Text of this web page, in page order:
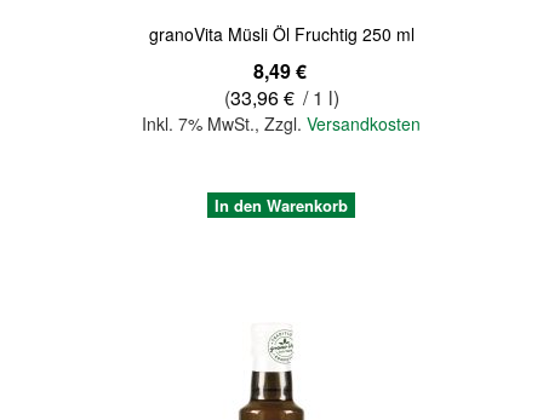
granoVita Müsli Öl Fruchtig 250 ml
8,49 €
(33,96 € / 1 l)
Inkl. 7% MwSt.,Zzgl.Versandkosten
In den Warenkorb